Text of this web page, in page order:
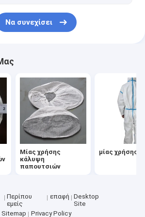
Να συνεχίσει
Μίας χρήσης
κάλυψη
παπουτσιών
μίας χρήσης
Περίπου
εμείς
επαφή
Desktop
Site
Sitemap
Privacy Policy